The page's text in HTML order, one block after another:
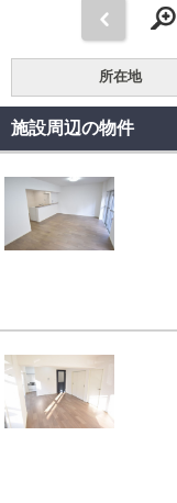
所在地
施設周辺の物件